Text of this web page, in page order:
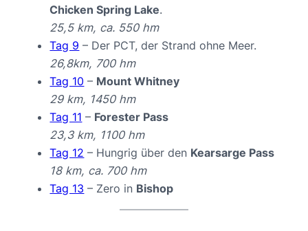
Chicken Spring Lake.
25,5 km, ca. 550 hm
Tag 9 – Der PCT, der Strand ohne Meer.
26,8km, 700 hm
Tag 10 – Mount Whitney
29 km, 1450 hm
Tag 11 – Forester Pass
23,3 km, 1100 hm
Tag 12 – Hungrig über den Kearsarge Pass
18 km, ca. 700 hm
Tag 13 – Zero in Bishop